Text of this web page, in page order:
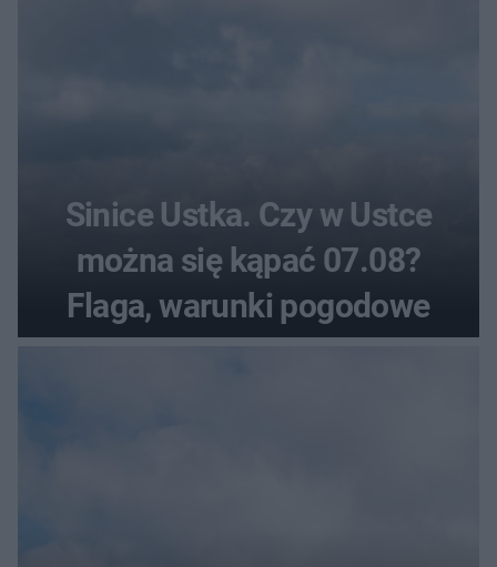
Sinice Ustka. Czy w Ustce
można się kąpać 07.08?
Flaga, warunki pogodowe